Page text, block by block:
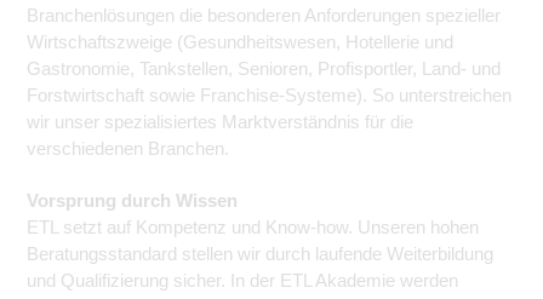
Branchenlösungen die besonderen Anforderungen spezieller
Wirtschaftszweige (Gesundheitswesen, Hotellerie und
Gastronomie, Tankstellen, Senioren, Profisportler, Land- und
Forstwirtschaft sowie Franchise-Systeme). So unterstreichen
wir unser spezialisiertes Marktverständnis für die
verschiedenen Branchen.
Vorsprung durch Wissen
ETL setzt auf Kompetenz und Know-how. Unseren hohen
Beratungsstandard stellen wir durch laufende Weiterbildung
und Qualifizierung sicher. In der ETL Akademie werden